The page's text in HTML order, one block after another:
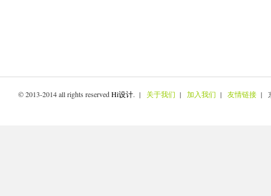
© 2013-2014 all rights reservedHi设计. | 关于我们 | 加入我们 | 友情链接 |